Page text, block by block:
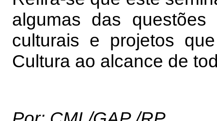
algumas das
culturais e projetos
Cultura ao alcance de